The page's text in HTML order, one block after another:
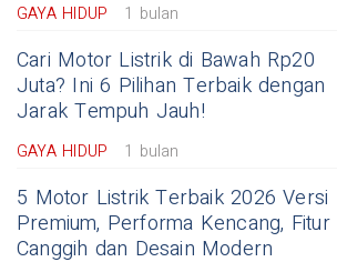
GAYA HIDUP 1 bulan
Cari Motor Listrik di Bawah Rp20
Juta? Ini 6 Pilihan Terbaik dengan
Jarak Tempuh Jauh!
GAYA HIDUP 1 bulan
5 Motor Listrik Terbaik 2026 Versi
Premium, Performa Kencang, Fitur
Canggih dan Desain Modern